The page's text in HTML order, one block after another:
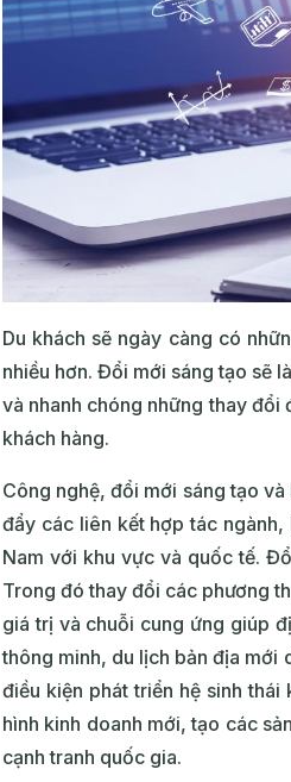
Du khách sẽ ngày càng có
nhiều hơn. Đổi mới sáng tạo sẽ
và nhanh chóng những thay đổi
khách hàng.
Công nghệ, đổi mới sáng tạo
đẩy các liên kết hợp tác
Nam với khu vực và quốc tế.
Trong đó thay đổi các phương
giá trị và chuỗi cung ứng giúp
thông minh, du lịch bản địa mới
điều kiện phát triển hệ sinh
hình kinh doanh mới, tạo các
cạnh tranh quốc gia.